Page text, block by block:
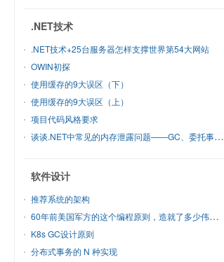
.NET技术
.NET技术+25台服务器怎样支撑世界第54大网站
OWIN初探
使用缓存的9大误区（下）
使用缓存的9大误区（上）
项目代码风格要求
谈谈.NET中常见的内存泄露问题——GC、委托事件和弱引用
软件设计
推荐系统的架构
60年前美国军方的这个编程原则，造就了多少伟大的框架
K8s GC设计原则
分布式事务的 N 种实现